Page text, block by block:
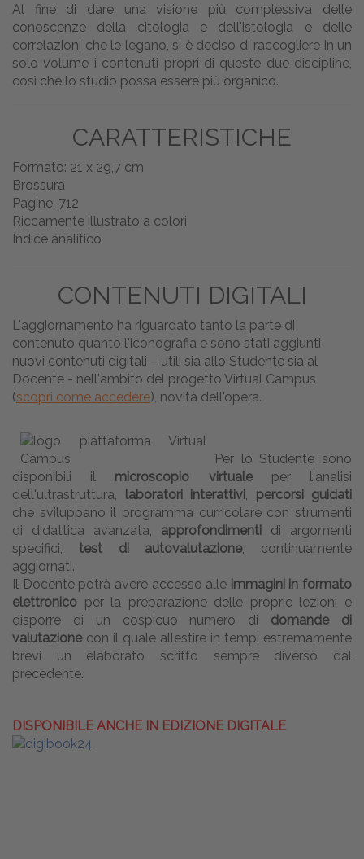
Al fine di dare una visione più complessiva delle
conoscenze della citologia e dell'istologia e delle
correlazioni che le legano, si è deciso di raccogliere in un
solo volume i contenuti propri di queste due discipline,
così che lo studio possa essere più organico.
CARATTERISTICHE
Formato: 21 x 29,7 cm
Brossura
Pagine: 712
Riccamente illustrato a colori
Indice analitico
CONTENUTI DIGITALI
L'aggiornamento ha riguardato tanto la parte di
contenuto quanto l'iconografia e sono stati aggiunti
nuovi contenuti digitali – utili sia allo Studente sia al
Docente - nell'ambito del progetto Virtual Campus
(scopri come accedere), novità dell'opera.
Per lo Studente sono
disponibili il microscopio virtualeper l'analisi
dell'ultrastruttura,
laboratori interattivi
percorsi guidati
che sviluppano il programma curricolare con strumenti
di didattica avanzata, approfondimenti di argomenti
specifici, test di autovalutazione, continuamente
aggiornati.
Il Docente potrà avere accesso alle immagini in formato
elettronico per la preparazione delle proprie lezioni e
disporre di un cospicuo numero di domande di
valutazionecon il quale allestire in tempi estremamente
brevi un elaborato scritto sempre diverso dal
precedente.
DISPONIBILE ANCHE IN EDIZIONE DIGITALE